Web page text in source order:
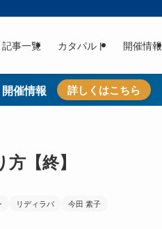
記事一覧 カタパルト 開催情報
催情報 詳しくはこちら
【終】
リディラバ
今田 素子